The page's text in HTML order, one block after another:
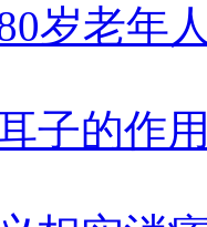
岁老年
子的作